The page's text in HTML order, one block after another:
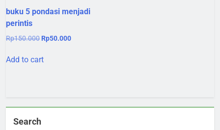
buku 5 pondasi menjadi
perintis
Rp150.000 Original
was:
Rp50.000Current
Add to cart
Search